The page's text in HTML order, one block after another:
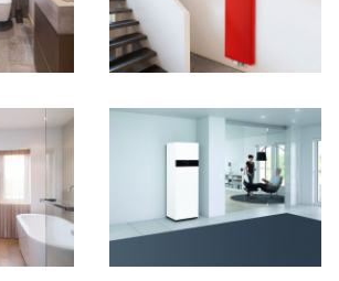
KLIMA + LÜFTUNG
ROHRLEITUNGSBAU
STELLENANGEBOTE
KONTAKT